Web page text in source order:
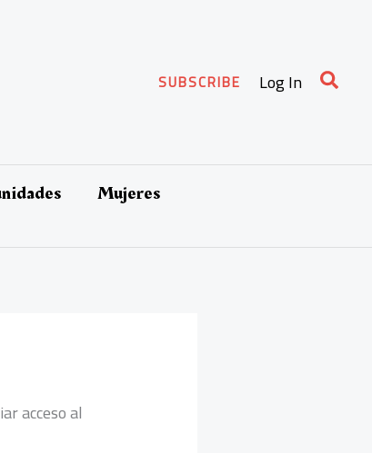
SUBSCRIBE Log In
Mujeres